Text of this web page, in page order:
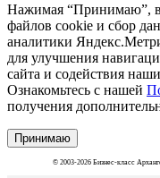
Нажимая “Принимаю”,
файлов cookie и сбор
аналитики
для улучшения
сайта и содействия
Ознакомьтесь с нашей
получения
Принимаю
© 2003-2026 Бизнес-класс